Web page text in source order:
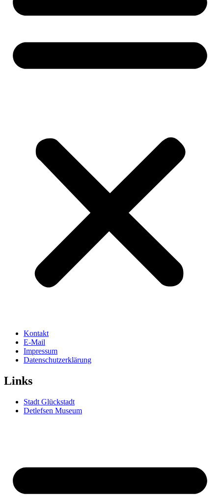
Kontakt
E-Mail
Impressum
Datenschutzerklärung
Links
Stadt Glückstadt
Detlefsen Museum